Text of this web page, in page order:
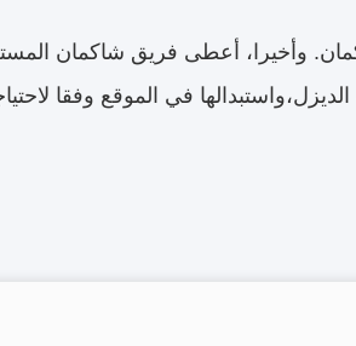
وأخيرا، أعطى فريق شاكمان
في الموقع وفقا